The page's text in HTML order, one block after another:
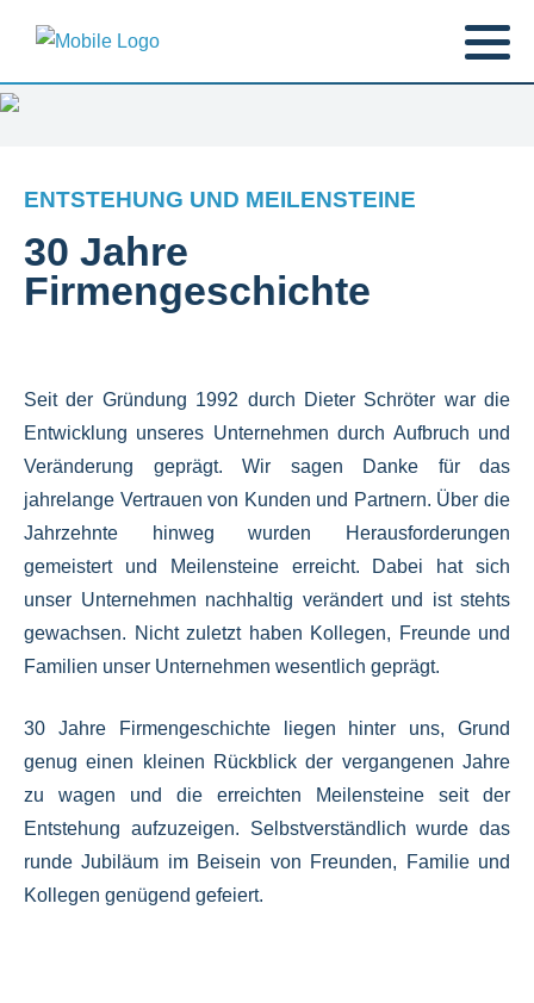
ENTSTEHUNG UND MEILENSTEINE
30 Jahre
Firmengeschichte
Seit der Gründung 1992 durch Dieter Schröter war die
Entwicklung unseres Unternehmen durch Aufbruch und
Veränderung geprägt. Wir sagen Danke für das
jahrelange Vertrauen von Kunden und Partnern. Über die
Jahrzehnte hinweg wurden Herausforderungen
gemeistert und Meilensteine erreicht. Dabei hat sich
unser Unternehmen nachhaltig verändert und ist stehts
gewachsen. Nicht zuletzt haben Kollegen, Freunde und
Familien unser Unternehmen wesentlich geprägt.
30 Jahre Firmengeschichte liegen hinter uns, Grund
genug einen kleinen Rückblick der vergangenen Jahre
zu wagen und die erreichten Meilensteine seit der
Entstehung aufzuzeigen. Selbstverständlich wurde das
runde Jubiläum im Beisein von Freunden, Familie und
Kollegen genügend gefeiert.